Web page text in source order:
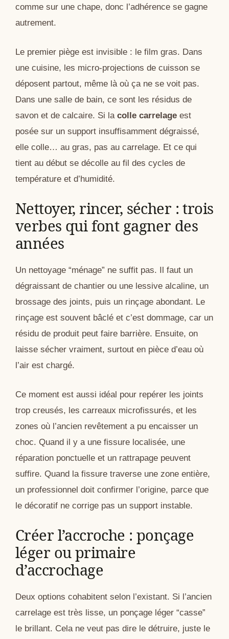
comme sur une chape, donc l’adhérence se gagne
autrement.
Le premier piège est invisible : le film gras. Dans
une cuisine, les micro-projections de cuisson se
déposent partout, même là où ça ne se voit pas.
Dans une salle de bain, ce sont les résidus de
savon et de calcaire. Si la colle carrelage est
posée sur un support insuffisamment dégraissé,
elle colle… au gras, pas au carrelage. Et ce qui
tient au début se décolle au fil des cycles de
température et d’humidité.
Nettoyer, rincer, sécher : trois
verbes qui font gagner des
années
Un nettoyage “ménage” ne suffit pas. Il faut un
dégraissant de chantier ou une lessive alcaline, un
brossage des joints, puis un rinçage abondant. Le
rinçage est souvent bâclé et c’est dommage, car un
résidu de produit peut faire barrière. Ensuite, on
laisse sécher vraiment, surtout en pièce d’eau où
l’air est chargé.
Ce moment est aussi idéal pour repérer les joints
trop creusés, les carreaux microfissurés, et les
zones où l’ancien revêtement a pu encaisser un
choc. Quand il y a une fissure localisée, une
réparation ponctuelle et un rattrapage peuvent
suffire. Quand la fissure traverse une zone entière,
un professionnel doit confirmer l’origine, parce que
le décoratif ne corrige pas un support instable.
Créer l’accroche : ponçage
léger ou primaire
d’accrochage
Deux options cohabitent selon l’existant. Si l’ancien
carrelage est très lisse, un ponçage léger “casse”
le brillant. Cela ne veut pas dire le détruire, juste le